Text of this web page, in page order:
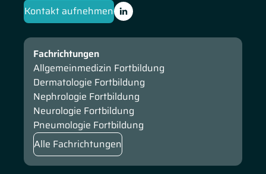
Kontakt aufnehmen
Fachrichtungen
Allgemeinmedizin Fortbildung
Dermatologie Fortbildung
Nephrologie Fortbildung
Neurologie Fortbildung
Pneumologie Fortbildung
Alle Fachrichtungen